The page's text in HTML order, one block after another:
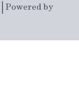
| Powered by